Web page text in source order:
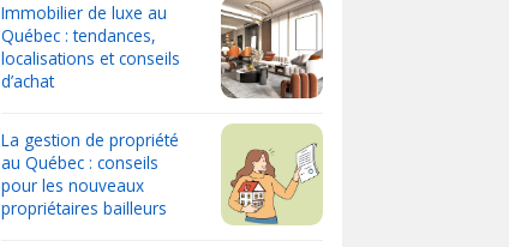
Immobilier de luxe au
Québec : tendances,
localisations et conseils
d’achat
La gestion de propriété
au Québec : conseils
pour les nouveaux
propriétaires bailleurs